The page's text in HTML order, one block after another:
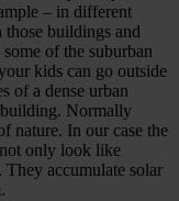
– in different
buildings and
of the suburban
kids can go outside
of a dense urban
building. Normally
nature. In our case the
only look like
They accumulate solar